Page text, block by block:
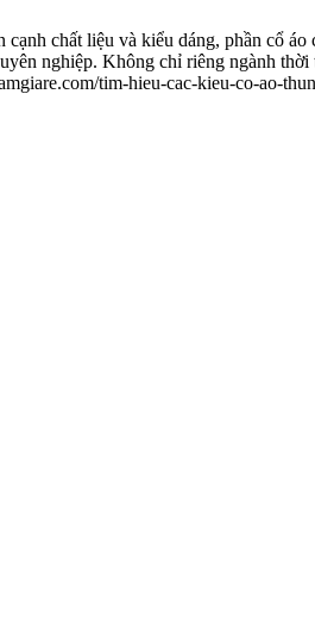
chất liệu và kiểu dáng, phần cổ áo
nghiệp. Không chỉ riêng ngành
tim-hieu-cac-kieu-co-ao-